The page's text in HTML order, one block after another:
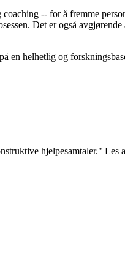
-- for å fremme
Det er også
en helhetlig og
hjelpesamtaler." Les